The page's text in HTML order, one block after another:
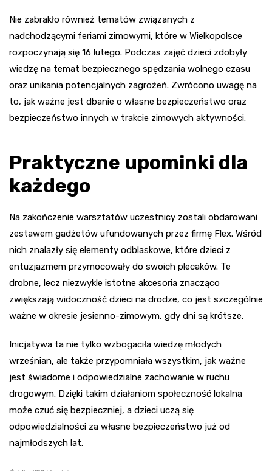
Nie zabrakło również tematów związanych z
nadchodzącymi feriami zimowymi, które w Wielkopolsce
rozpoczynają się 16 lutego. Podczas zajęć dzieci zdobyły
wiedzę na temat bezpiecznego spędzania wolnego czasu
oraz unikania potencjalnych zagrożeń. Zwrócono uwagę na
to, jak ważne jest dbanie o własne bezpieczeństwo oraz
bezpieczeństwo innych w trakcie zimowych aktywności.
Praktyczne upominki dla
każdego
Na zakończenie warsztatów uczestnicy zostali obdarowani
zestawem gadżetów ufundowanych przez firmę Flex. Wśród
nich znalazły się elementy odblaskowe, które dzieci z
entuzjazmem przymocowały do swoich plecaków. Te
drobne, lecz niezwykle istotne akcesoria znacząco
zwiększają widoczność dzieci na drodze, co jest szczególnie
ważne w okresie jesienno-zimowym, gdy dni są krótsze.
Inicjatywa ta nie tylko wzbogaciła wiedzę młodych
wrześnian, ale także przypomniała wszystkim, jak ważne
jest świadome i odpowiedzialne zachowanie w ruchu
drogowym. Dzięki takim działaniom społeczność lokalna
może czuć się bezpieczniej, a dzieci uczą się
odpowiedzialności za własne bezpieczeństwo już od
najmłodszych lat.